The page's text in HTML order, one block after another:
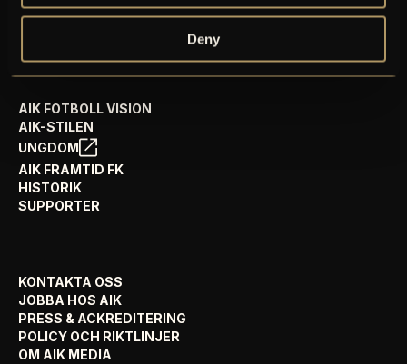
Deny
AIK SHOP
AIK FOTBOLL VISION
AIK-STILEN
UNGDOM
AIK FRAMTID FK
HISTORIK
SUPPORTER
KONTAKTA OSS
JOBBA HOS AIK
PRESS & ACKREDITERING
POLICY OCH RIKTLINJER
OM AIK MEDIA